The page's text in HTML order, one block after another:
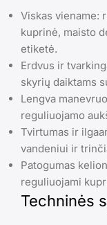
Viskas viename:
kuprinė, maisto
etiketė.
Erdvus ir
skyrių daiktams
Lengva
reguliuojamo
Tvirtumas ir
vandeniui ir
Patogumas
reguliuojami
Techninės